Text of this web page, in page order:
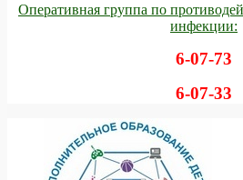
Оперативная группа по
инфекции:
6-07-73
6-07-33